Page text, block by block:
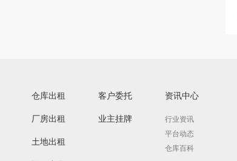
仓库出租
厂房出租
土地出租
客户委托
业主挂牌
资讯中心
行业资讯
平台动态
仓库百科